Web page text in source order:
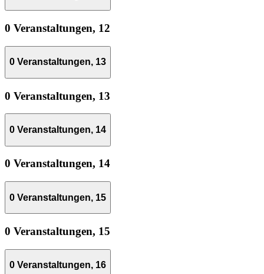
0 Veranstaltungen, 12
0 Veranstaltungen, 13
0 Veranstaltungen, 13
0 Veranstaltungen, 14
0 Veranstaltungen, 14
0 Veranstaltungen, 15
0 Veranstaltungen, 15
0 Veranstaltungen, 16